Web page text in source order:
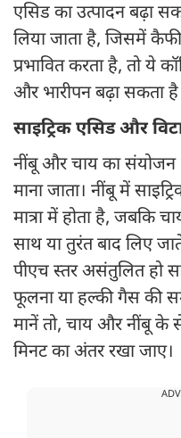
एसिड का उत्पादन बढ़ा
लिया जाता है, जिसमें
प्रभावित करता है, तो ये
और भारीपन बढ़ा सकता
साइट्रिक एसिड और
नींबू और चाय का संयोजन
माना जाता। नींबू में
मात्रा में होता है, जबकि
साथ या तुरंत बाद लिए
पीएच स्तर असंतुलित हो
फूलना या हल्की गैस की
मानें तो, चाय और नींबू
मिनट का अंतर रखा जाए।